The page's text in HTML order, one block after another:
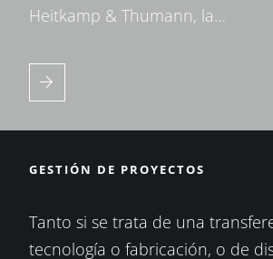
Heitkamp & Thumann, la…
GESTIÓN DE PROYECTOS
Tanto si se trata de una
tecnología o fabricación, o de